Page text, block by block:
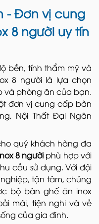
- Đơn vị cung
8 người uy tín
bền, tính thẩm mỹ và
8 người là lựa chọn
và phòng ăn của bạn.
đơn vị cung cấp bàn
Nội Thất Đại Ngân
quý khách hàng đa
8 người phù hợp với
cầu sử dụng. Với đội
tận tâm, chúng
bộ bàn ghế ăn inox
mái, tiện nghi và vẻ
của gia đình.